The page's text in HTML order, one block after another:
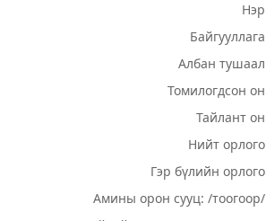
Нэр
Байгууллага
Албан тушаал
Томилогдсон он
Тайлант он
Нийт орлого
Гэр бүлийн орлого
Амины орон сууц: /тоогоор/